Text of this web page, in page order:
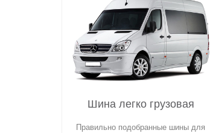
Шина легко грузовая
Правильно подобранные шины для